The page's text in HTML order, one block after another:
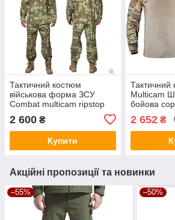
Тактичний костюм
військова форма ЗСУ
Combat multicam ripstop
кітель, штани, панама літо
2 600 ₴
Купити
Тактичний
Multicam
бойова
2 652₴
Акційні пропозиції та новинки
–55% –50%